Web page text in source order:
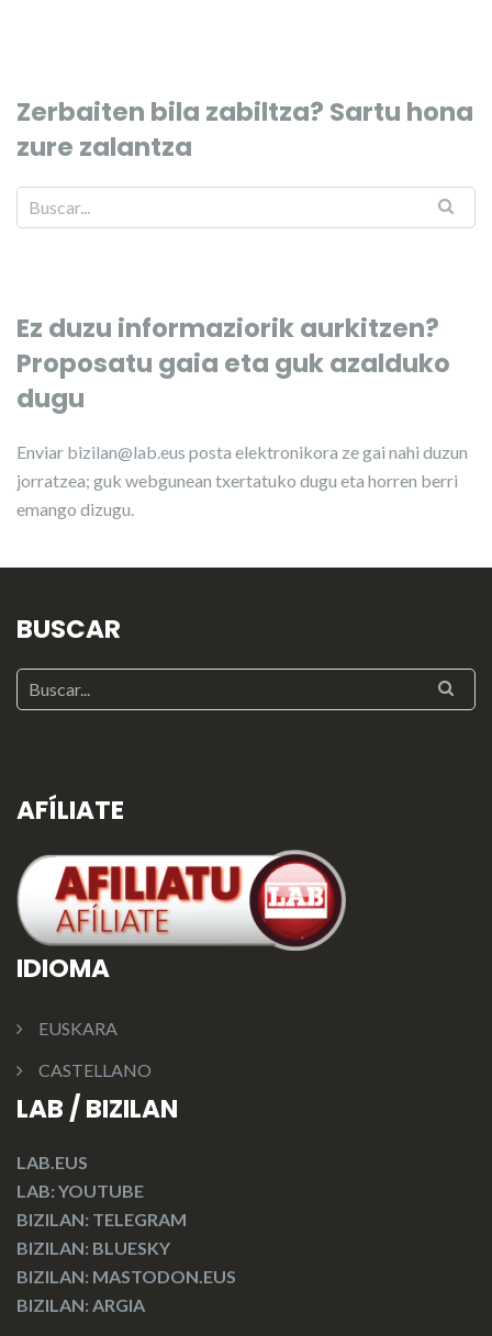
Zerbaiten bila zabiltza? Sartu hona
zure zalantza
Ez duzu informaziorik aurkitzen?
Proposatu gaia eta guk azalduko
dugu
Enviar bizilan@lab.eus posta elektronikora ze gai nahi duzun
jorratzea; guk webgunean txertatuko dugu eta horren berri
emango dizugu.
BUSCAR
AFÍLIATE
IDIOMA
EUSKARA
CASTELLANO
LAB / BIZILAN
LAB.EUS
LAB: YOUTUBE
BIZILAN: TELEGRAM
BIZILAN: BLUESKY
BIZILAN: MASTODON.EUS
BIZILAN: ARGIA